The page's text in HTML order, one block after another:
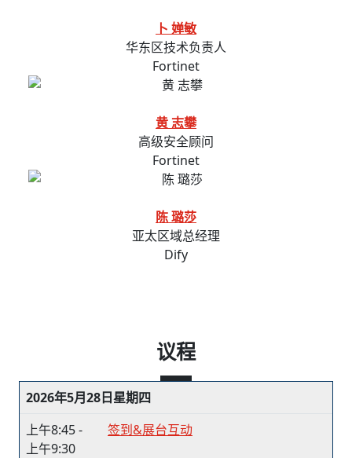
卜 婵敏
华东区技术负责人
Fortinet
黄 志攀
高级安全顾问
Fortinet
陈 璐莎
亚太区域总经理
Dify
议程
2026年5月28日星期四
上午8:45 -
上午9:30
签到&展台互动